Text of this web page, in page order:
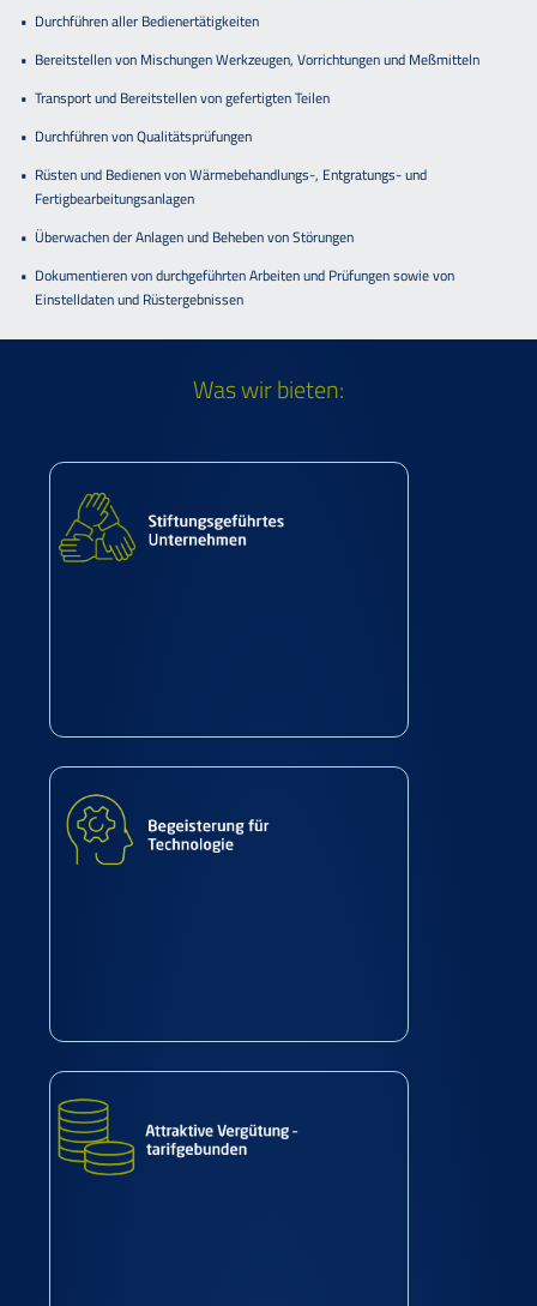
Durchführen aller Bedienertätigkeiten
Bereitstellen von Mischungen Werkzeugen, Vorrichtungen und Meßmitteln
Transport und Bereitstellen von gefertigten Teilen
Durchführen von Qualitätsprüfungen
Rüsten und Bedienen von Wärmebehandlungs-, Entgratungs- und
Fertigbearbeitungsanlagen
Überwachen der Anlagen und Beheben von Störungen
Dokumentieren von durchgeführten Arbeiten und Prüfungen sowie von
Einstelldaten und Rüstergebnissen
Was wir bieten: